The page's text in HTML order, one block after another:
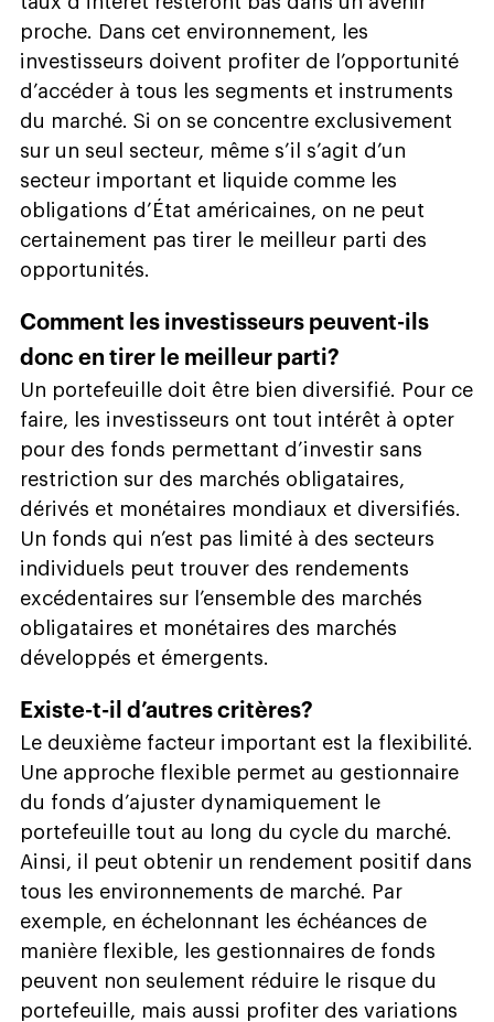
proche. Dans cet environnement, les
investisseurs doivent profiter de l’opportunité
d’accéder à tous les segments et instruments
du marché. Si on se concentre exclusivement
sur un seul secteur, même s’il s’agit d’un
secteur important et liquide comme les
obligations d’État américaines, on ne peut
certainement pas tirer le meilleur parti des
opportunités.
Comment les investisseurs peuvent-ils
donc en tirer le meilleur parti?
Un portefeuille doit être bien diversifié. Pour ce
faire, les investisseurs ont tout intérêt à opter
pour des fonds permettant d’investir sans
restriction sur des marchés obligataires,
dérivés et monétaires mondiaux et diversifiés.
Un fonds qui n’est pas limité à des secteurs
individuels peut trouver des rendements
excédentaires sur l’ensemble des marchés
obligataires et monétaires des marchés
développés et émergents.
Existe-t-il d’autres critères?
Le deuxième facteur important est la flexibilité.
Une approche flexible permet au gestionnaire
du fonds d’ajuster dynamiquement le
portefeuille tout au long du cycle du marché.
Ainsi, il peut obtenir un rendement positif dans
tous les environnements de marché. Par
exemple, en échelonnant les échéances de
manière flexible, les gestionnaires de fonds
peuvent non seulement réduire le risque du
portefeuille, mais aussi profiter des variations